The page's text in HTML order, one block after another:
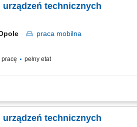
technicznych
praca mobilna
pracę pełny etat
i dokumentowanie badań urządzeń
technicznych